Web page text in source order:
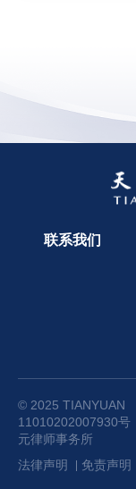
联系我们
© 2025 TIANYUAN
11010202007930号
元律师事务所
法律声明
免责声明